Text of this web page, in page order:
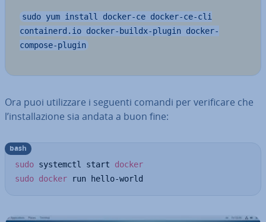
sudo yum install docker-ce docker-ce-cli
containerd.io docker-buildx-plugin docker-
compose-plugin
Ora puoi uti­liz­za­re i seguenti comandi per ve­ri­fi­ca­re che
l’in­stal­la­zio­ne sia andata a buon fine:
sudo systemctl start docker
sudo docker run hello-world
bash